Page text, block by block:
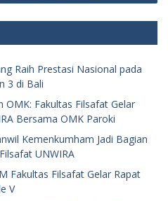
Raih Prestasi Nasional pada
3 di Bali
OMK: Fakultas Filsafat Gelar
Bersama OMK Paroki
Kemenkumham Jadi Bagian
UNWIRA
Fakultas Filsafat Gelar Rapat
V